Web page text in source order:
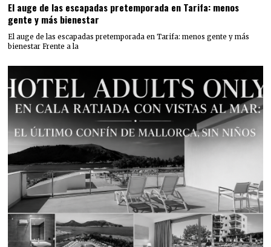
El auge de las escapadas pretemporada en Tarifa: menos
gente y más bienestar
El auge de las escapadas pretemporada en Tarifa: menos gente y más
bienestar Frente a la